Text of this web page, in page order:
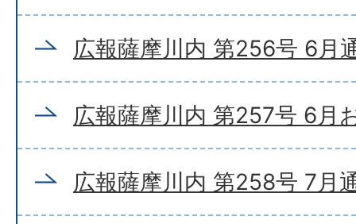
広報薩摩川内 第256号 6月
広報薩摩川内 第257号 6月
広報薩摩川内 第258号 7月